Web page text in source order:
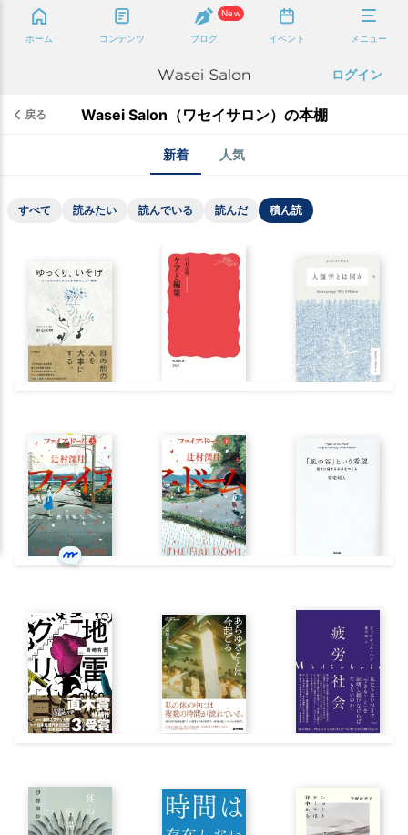
ホーム コンテンツ
New
ブログ イベント メニュー
ログイン
戻る Wasei Salon（ワセイサロン）の本棚
新着 人気
すべて 読みたい 読んでいる 読んだ 積ん読